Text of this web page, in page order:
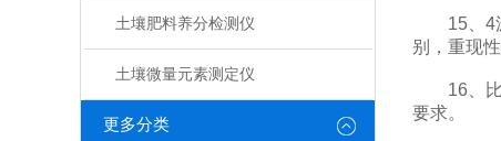
土壤肥料养分检测仪​
土壤微量元素测定仪
更多分类
15、4波
别，重现
16、比
要求。